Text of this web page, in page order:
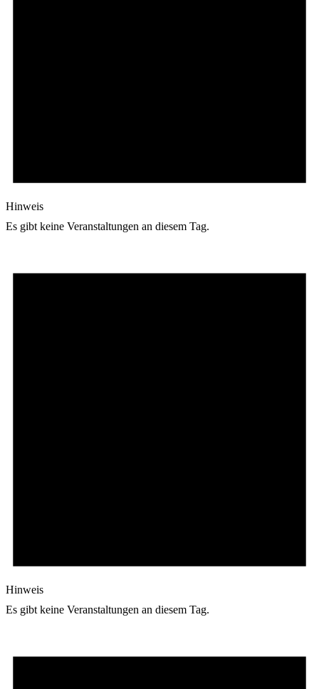
Hinweis
Es gibt keine Veranstaltungen an diesem Tag.
Hinweis
Es gibt keine Veranstaltungen an diesem Tag.